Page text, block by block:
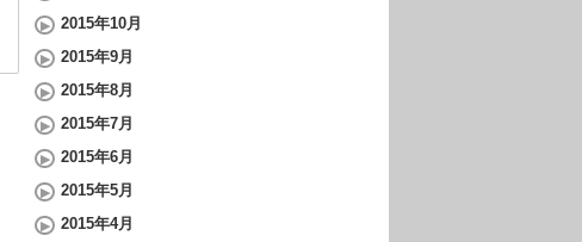
2015年10月
2015年9月
2015年8月
2015年7月
2015年6月
2015年5月
2015年4月